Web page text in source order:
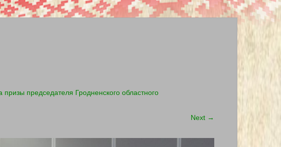
председателя Гродненского областного
Next →